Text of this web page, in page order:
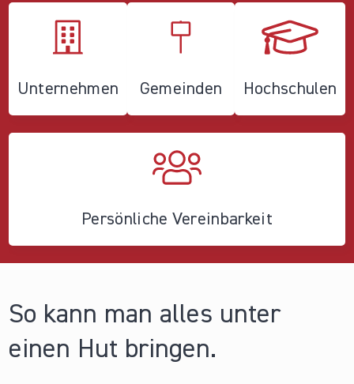
Unternehmen Gemeinden Hochschulen
Persönliche Vereinbarkeit
So kann man alles unter
einen Hut bringen.